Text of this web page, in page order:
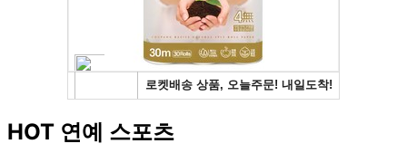
HOT 연예 스포츠